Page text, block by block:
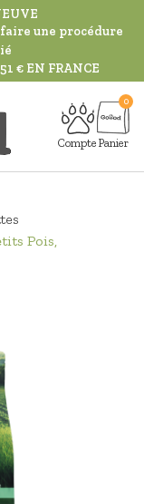
une procédure
€ EN FRANCE
Compte Panier
Pois,